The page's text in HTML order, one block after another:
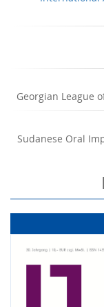
Georgian League
Sudanese Oral